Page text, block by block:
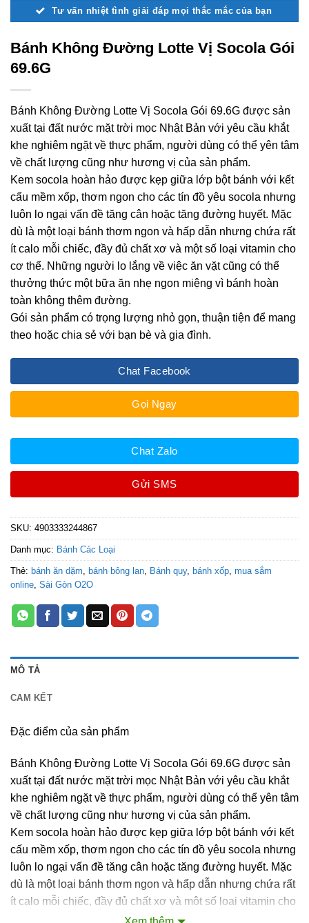
Tư vấn nhiệt tình giải đáp mọi thắc mắc của bạn
Bánh Không Đường Lotte Vị Socola Gói
69.6G
Bánh Không Đường Lotte Vị Socola Gói 69.6G được sản
xuất tại đất nước mặt trời mọc Nhật Bản với yêu cầu khắt
khe nghiêm ngặt về thực phẩm, người dùng có thể yên tâm
về chất lượng cũng như hương vị của sản phẩm.
Kem socola hoàn hảo được kẹp giữa lớp bột bánh với kết
cấu mềm xốp, thơm ngon cho các tín đồ yêu socola nhưng
luôn lo ngại vấn đề tăng cân hoặc tăng đường huyết. Mặc
dù là một loại bánh thơm ngon và hấp dẫn nhưng chứa rất
ít calo mỗi chiếc, đầy đủ chất xơ và một số loại vitamin cho
cơ thể. Những người lo lắng về việc ăn vặt cũng có thể
thưởng thức một bữa ăn nhẹ ngon miệng vì bánh hoàn
toàn không thêm đường.
Gói sản phẩm có trọng lượng nhỏ gọn, thuận tiện để mang
theo hoặc chia sẻ với bạn bè và gia đình.
Chat Facebook
Gọi Ngay
Chat Zalo
Gửi SMS
SKU: 4903333244867
Danh mục: Bánh Các Loại
Thẻ: bánh ăn dặm, bánh bông lan, Bánh quy, bánh xốp, mua sắm
online, Sài Gòn O2O
MÔ TẢ
CAM KẾT
Đặc điểm của sản phẩm
Bánh Không Đường Lotte Vị Socola Gói 69.6G được sản
xuất tại đất nước mặt trời mọc Nhật Bản với yêu cầu khắt
khe nghiêm ngặt về thực phẩm, người dùng có thể yên tâm
về chất lượng cũng như hương vị của sản phẩm.
Kem socola hoàn hảo được kẹp giữa lớp bột bánh với kết
cấu mềm xốp, thơm ngon cho các tín đồ yêu socola nhưng
luôn lo ngại vấn đề tăng cân hoặc tăng đường huyết. Mặc
dù là một loại bánh thơm ngon và hấp dẫn nhưng chứa rất
ít calo mỗi chiếc, đầy đủ chất xơ và một số loại vitamin cho
cơ thể. Những người lo lắng về việc ăn vặt cũng có thể